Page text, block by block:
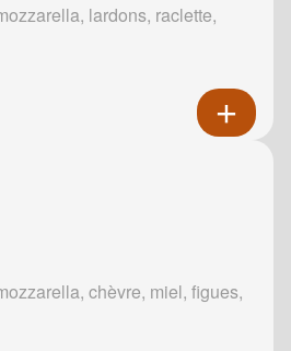
lardons, raclette,
chèvre, miel, figues,